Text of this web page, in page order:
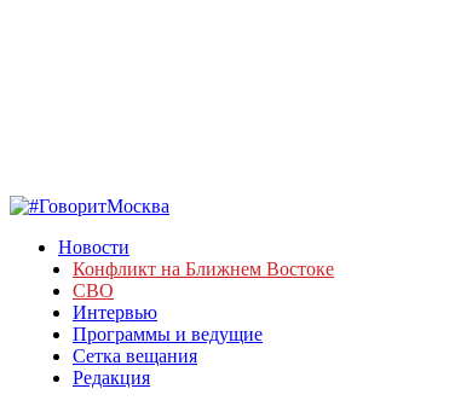
Новости
Конфликт на Ближнем Востоке
СВО
Интервью
Программы и ведущие
Сетка вещания
Редакция